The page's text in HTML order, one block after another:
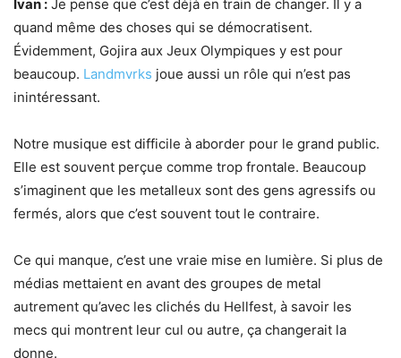
Ivan : Je pense que c’est déjà en train de changer. Il y a
quand même des choses qui se démocratisent.
Évidemment, Gojira aux Jeux Olympiques y est pour
beaucoup. Landmvrks joue aussi un rôle qui n’est pas
inintéressant.
Notre musique est difficile à aborder pour le grand public.
Elle est souvent perçue comme trop frontale. Beaucoup
s’imaginent que les metalleux sont des gens agressifs ou
fermés, alors que c’est souvent tout le contraire.
Ce qui manque, c’est une vraie mise en lumière. Si plus de
médias mettaient en avant des groupes de metal
autrement qu’avec les clichés du Hellfest, à savoir les
mecs qui montrent leur cul ou autre, ça changerait la
donne.